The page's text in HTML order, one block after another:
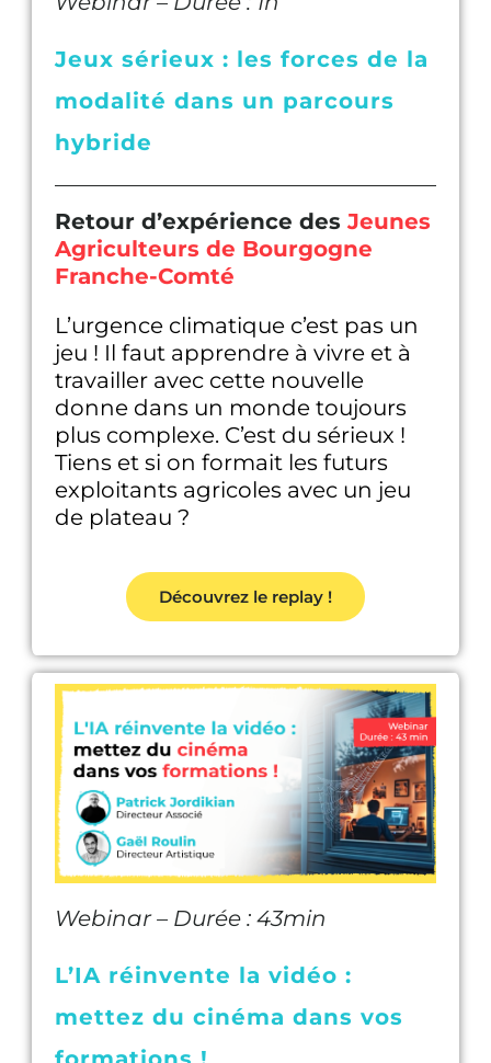
Jeux sérieux : les forces de la
modalité dans un parcours
hybride
Retour d’expérience des Jeunes
Agriculteurs de Bourgogne
Franche-Comté
L’urgence climatique c’est pas un
jeu ! Il faut apprendre à vivre et à
travailler avec cette nouvelle
donne dans un monde toujours
plus complexe. C’est du sérieux !
Tiens et si on formait les futurs
exploitants agricoles avec un jeu
de plateau ?
Découvrez le replay !
Webinar – Durée : 43min
L’IA réinvente la vidéo :
mettez du cinéma dans vos